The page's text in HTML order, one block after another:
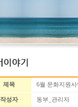
제목 6월 문화지원
작성자 동부_관리자